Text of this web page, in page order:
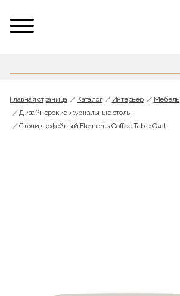
Главная страница Каталог Интерьер Мебель
Дизайнерские журнальные столы
Столик кофейный Elements Coffee Table Oval